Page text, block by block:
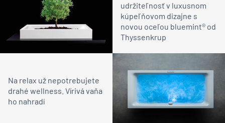
udržiteľnosť v luxusnom
kúpeľňovom dizajne s
novou oceľou bluemint® od
Thyssenkrup
Na relax už nepotrebujete
drahé wellness. Vírivá vaňa
ho nahradí